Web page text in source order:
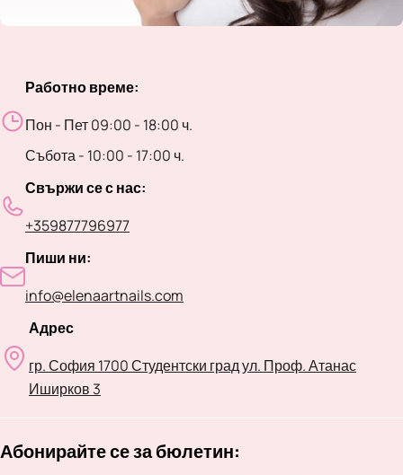
Работно време:
Пон - Пет 09:00 - 18:00 ч.
Събота - 10:00 - 17:00 ч.
Свържи се с нас:
+359877796977
Пиши ни:
info@elenaartnails.com
Адрес
гр. София 1700 Студентски град ул. Проф. Атанас
Иширков 3
Абонирайте се за бюлетин: